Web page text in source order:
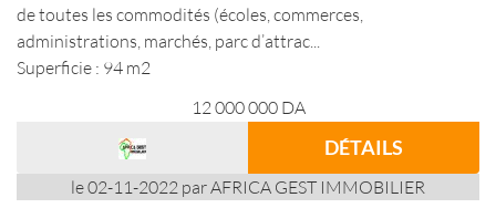
de toutes les commodités (écoles, commerces,
administrations, marchés, parc d’attrac...
Superficie : 94 m2
12 000 000 DA
DÉTAILS
le 02-11-2022 par AFRICA GEST IMMOBILIER